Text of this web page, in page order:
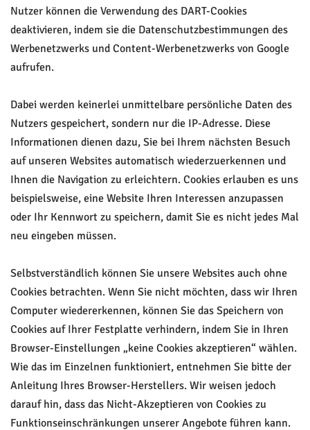
Nutzer können die Verwendung des DART-Cookies
deaktivieren, indem sie die Datenschutzbestimmungen des
Werbenetzwerks und Content-Werbenetzwerks von Google
aufrufen.
Dabei werden keinerlei unmittelbare persönliche Daten des
Nutzers gespeichert, sondern nur die IP-Adresse. Diese
Informationen dienen dazu, Sie bei Ihrem nächsten Besuch
auf unseren Websites automatisch wiederzuerkennen und
Ihnen die Navigation zu erleichtern. Cookies erlauben es uns
beispielsweise, eine Website Ihren Interessen anzupassen
oder Ihr Kennwort zu speichern, damit Sie es nicht jedes Mal
neu eingeben müssen.
Selbstverständlich können Sie unsere Websites auch ohne
Cookies betrachten. Wenn Sie nicht möchten, dass wir Ihren
Computer wiedererkennen, können Sie das Speichern von
Cookies auf Ihrer Festplatte verhindern, indem Sie in Ihren
Browser-Einstellungen „keine Cookies akzeptieren“ wählen.
Wie das im Einzelnen funktioniert, entnehmen Sie bitte der
Anleitung Ihres Browser-Herstellers. Wir weisen jedoch
darauf hin, dass das Nicht-Akzeptieren von Cookies zu
Funktionseinschränkungen unserer Angebote führen kann.